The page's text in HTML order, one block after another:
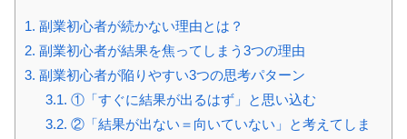
1. 副業初心者が続かない理由とは？
2. 副業初心者が結果を焦ってしまう3つの理由
3. 副業初心者が陥りやすい3つの思考パターン
3.1. ①「すぐに結果が出るはず」と思い込む
3.2. ②「結果が出ない＝向いていない」と考えてしま